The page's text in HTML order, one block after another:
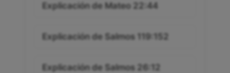
Explicación de Mateo 22:44
Explicación de Salmos 119:152
Explicación de Salmos 26:12